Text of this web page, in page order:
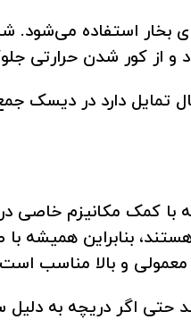
بخار استفاده
و از کور شدن حرارتی
دارد در دیسک
کمک مکانیزم خاصی
بنابراین
معمولی و بالا مناسب
حتی اگر دریچه به